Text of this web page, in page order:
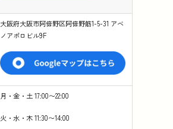
大阪府大阪市阿倍野区阿倍野筋1-5-31 アベ
ノアポロビル9F
月・金・土 17:00〜22:00
火・水・木 11:30〜14:00